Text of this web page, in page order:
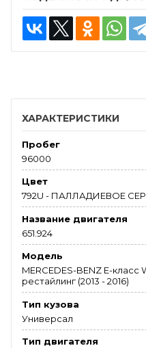
ХАРАКТЕРИСТИКИ
Пробег
96000
Цвет
792U - ПАЛЛАДИЕВОЕ
Название двигателя
651.924
Модель
MERCEDES-BENZ E-класс
рестайлинг (2013 - 2016)
Тип кузова
Универсал
Тип двигателя